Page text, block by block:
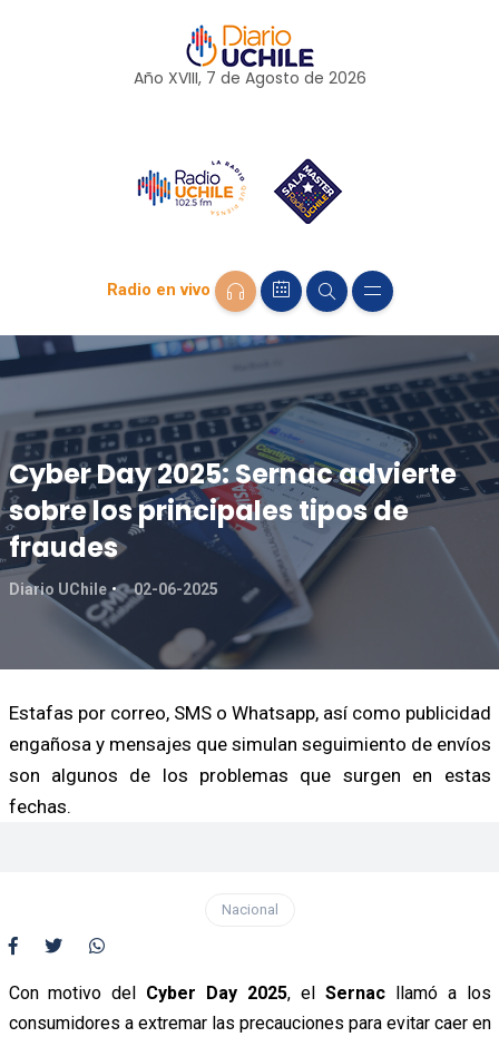
Año XVIII, 7 de Agosto de 2026
Radio en vivo
Cyber Day 2025: Sernac advierte
sobre los principales tipos de
fraudes
Diario UChile 02-06-2025
Estafas por correo, SMS o Whatsapp, así como publicidad
engañosa y mensajes que simulan seguimiento de envíos
son algunos de los problemas que surgen en estas
fechas.
Nacional
Con motivo del Cyber Day 2025, el Sernacllamó a los
consumidores a extremar las precauciones para evitar caer en